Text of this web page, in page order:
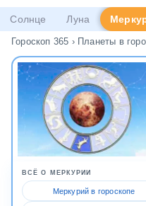
Солнце Луна
Гороскоп 365 › Планеты в
ВСЁ О МЕРКУРИИ
Меркурий в гороскопе